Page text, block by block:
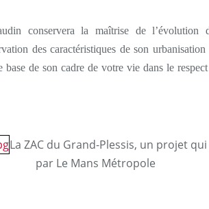
conservera la maîtrise de l’évolution
des caractéristiques de son urbanisation
de son cadre de votre vie dans le
La ZAC du Grand-Plessis, un projet
par Le Mans Métropole